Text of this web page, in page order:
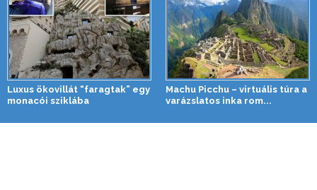
Luxus ökovillát “faragtak” egy
monacói sziklába
Machu Picchu – virtuális túra a
varázslatos inka rom...